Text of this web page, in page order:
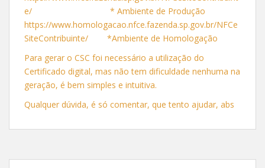
e/ * Ambiente de Produção
https://www.homologacao.nfce.fazenda.sp.gov.br/NFCe
SiteContribuinte/ *Ambiente de Homologação
Para gerar o CSC foi necessário a utilização do
Certificado digital, mas não tem dificuldade nenhuma na
geração, é bem simples e intuitiva.
Qualquer dúvida, é só comentar, que tento ajudar, abs